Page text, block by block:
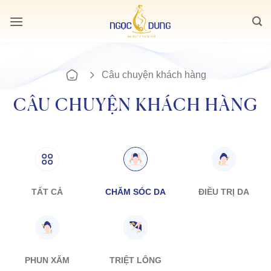
qua
Câu chuyện khách hàng
CÂU CHUYỆN KHÁCH HÀNG
TẤT CẢ CHĂM SÓC DA ĐIỀU TRỊ DA
PHUN XĂM TRIỆT LÔNG